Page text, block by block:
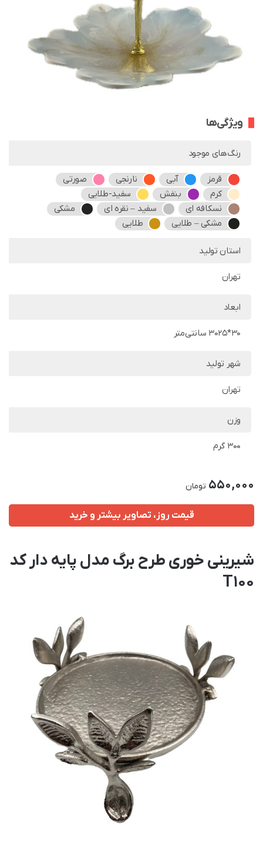
ویژگی‌ها
رنگ‌های موجود
قرمز آبی نارنجی
صورتی
کرم
بنفش
سفید-طلایی
نسکافه ای
سفید – نقره ای
مشکی
مشکی – طلایی
طلایی
استان تولید
تهران
ابعاد
۳۰*۳۰۲۵ سانتی‌متر
شهر تولید
تهران
وزن
300 گرم
550,000 تومان
قیمت روز، تصاویر بیشتر و خرید
شیرینی خوری طرح برگ مدل پایه دار کد
T100